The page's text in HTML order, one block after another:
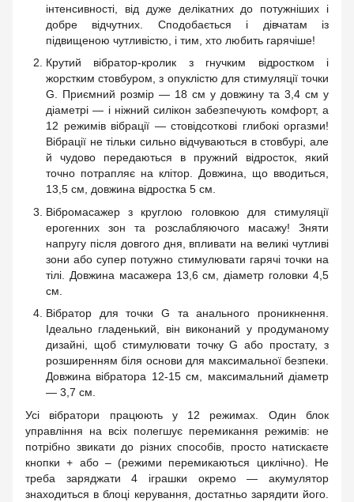
інтенсивності, від дуже делікатних до потужніших і
добре відчутних. Сподобається і дівчатам із
підвищеною чутливістю, і тим, хто любить гарячіше!
Крутий вібратор-кролик з гнучким відростком і
жорстким стовбуром, з опуклістю для стимуляції точки
G. Приємний розмір — 18 см у довжину та 3,4 см у
діаметрі — і ніжний силікон забезпечують комфорт, а
12 режимів вібрації — стовідсоткові глибокі оргазми!
Вібрації не тільки сильно відчуваються в стовбурі, але
й чудово передаються в пружний відросток, який
точно потрапляє на клітор. Довжина, що вводиться,
13,5 см, довжина відростка 5 см.
Вібромасажер з круглою головкою для стимуляції
ерогенних зон та розслабляючого масажу! Зняти
напругу після довгого дня, впливати на великі чутливі
зони або супер потужно стимулювати гарячі точки на
тілі. Довжина масажера 13,6 см, діаметр головки 4,5
см.
Вібратор для точки G та анального проникнення.
Ідеально гладенький, він виконаний у продуманому
дизайні, щоб стимулювати точку G або простату, з
розширенням біля основи для максимальної безпеки.
Довжина вібратора 12-15 см, максимальний діаметр
— 3,7 см.
Усі вібратори працюють у 12 режимах. Один блок
управління на всіх полегшує перемикання режимів: не
потрібно звикати до різних способів, просто натискаєте
кнопки + або – (режими перемикаються циклічно). Не
треба заряджати 4 іграшки окремо — акумулятор
знаходиться в блоці керування, достатньо зарядити його.